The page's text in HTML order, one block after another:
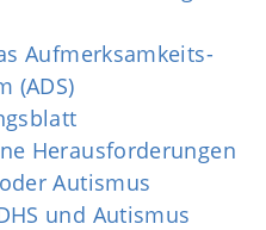
Aufmerksamkeits-
(ADS)
Herausforderungen
Autismus
und Autismus